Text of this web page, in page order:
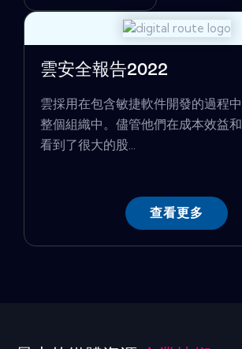
雲安全報告2022
雲採用在包含敏捷軟件開發的過程
整個組織中。儘管他們在成本效益
看到了很大的股...
查看更多